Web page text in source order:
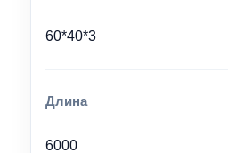
60*40*3
Длина
6000